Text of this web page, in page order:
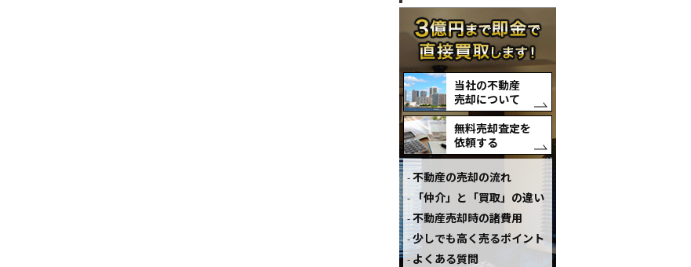
当社の不動産
売却について
無料売却査定を
依頼する
不動産の売却の流れ
「仲介」と「買取」の違い
不動産売却時の諸費用
少しでも高く売るポイント
よくある質問